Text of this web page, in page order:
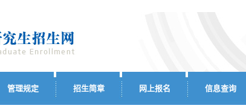
管理规定 招生简章 网上报名 信息查询